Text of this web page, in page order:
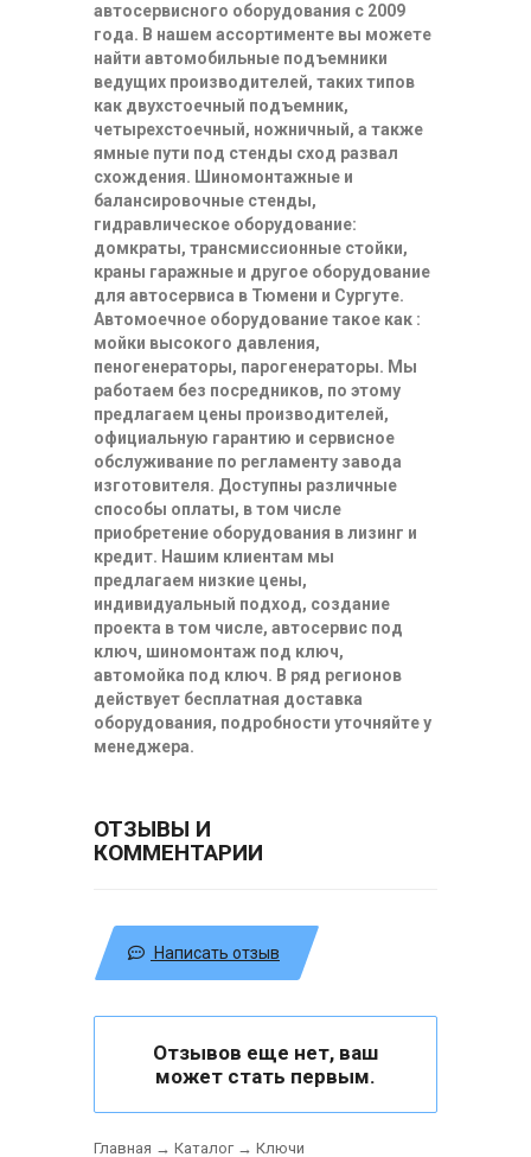
автосервисного оборудования с 2009
года. В нашем ассортименте вы можете
найти автомобильные подъемники
ведущих производителей, таких типов
как двухстоечный подъемник,
четырехстоечный, ножничный, а также
ямные пути под стенды сход развал
схождения. Шиномонтажные и
балансировочные стенды,
гидравлическое оборудование:
домкраты, трансмиссионные стойки,
краны гаражные и другое оборудование
для автосервиса в Тюмени и Сургуте.
Автомоечное оборудование такое как :
мойки высокого давления,
пеногенераторы, парогенераторы. Мы
работаем без посредников, по этому
предлагаем цены производителей,
официальную гарантию и сервисное
обслуживание по регламенту завода
изготовителя. Доступны различные
способы оплаты, в том числе
приобретение оборудования в лизинг и
кредит. Нашим клиентам мы
предлагаем низкие цены,
индивидуальный подход, создание
проекта в том числе, автосервис под
ключ, шиномонтаж под ключ,
автомойка под ключ. В ряд регионов
действует бесплатная доставка
оборудования, подробности уточняйте у
менеджера.
ОТЗЫВЫ И
КОММЕНТАРИИ
Написать отзыв
Отзывов еще нет, ваш
может стать первым.
Главная → Каталог→ Ключи